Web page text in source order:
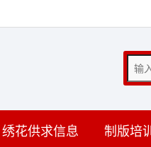
绣花供求信息 制版培训